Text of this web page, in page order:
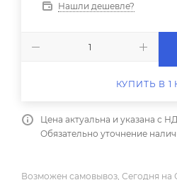
Нашли дешевле?
КУПИТЬ В 1
Цена актуальна и указана с
Обязательно уточнение
Возможен самовывоз, Сегодня на